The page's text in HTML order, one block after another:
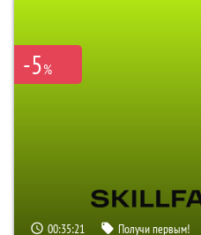
-5%
00:35:20 Получи первым!